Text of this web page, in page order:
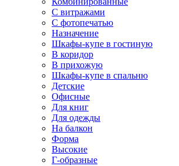
С витражами
С фотопечатью
Назначение
Шкафы-купе в гостиную
В коридор
В прихожую
Шкафы-купе в спальню
Детские
Офисные
Для книг
Для одежды
На балкон
Форма
Высокие
Г-образные